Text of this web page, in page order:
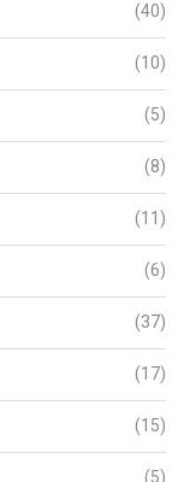
(40)
(10)
(5)
(8)
(11)
(6)
(37)
(17)
(15)
(5)